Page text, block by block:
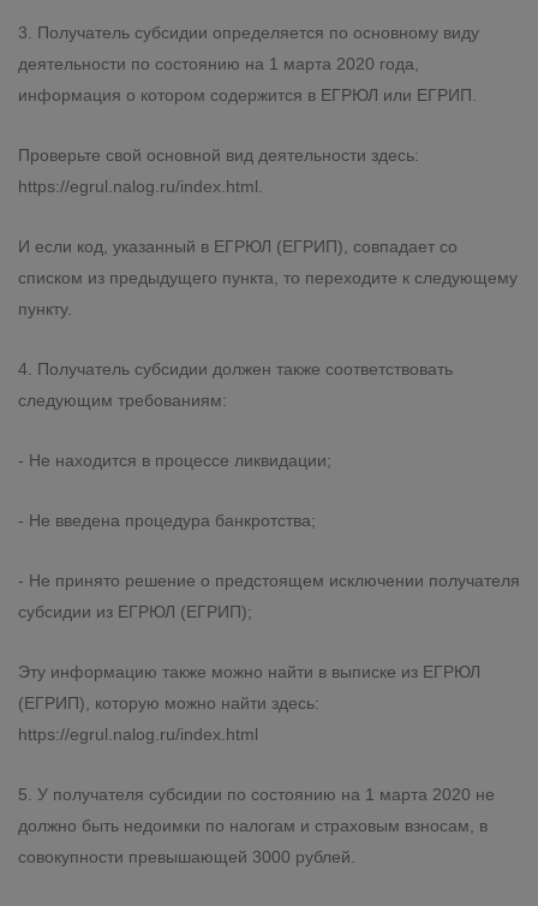
3. Получатель субсидии определяется по основному виду
деятельности по состоянию на 1 марта 2020 года,
информация о котором содержится в ЕГРЮЛ или ЕГРИП.
Проверьте свой основной вид деятельности здесь:
https://egrul.nalog.ru/index.html.
И если код, указанный в ЕГРЮЛ (ЕГРИП), совпадает со
списком из предыдущего пункта, то переходите к следующему
пункту.
4. Получатель субсидии должен также соответствовать
следующим требованиям:
- Не находится в процессе ликвидации;
- Не введена процедура банкротства;
- Не принято решение о предстоящем исключении получателя
субсидии из ЕГРЮЛ (ЕГРИП);
Эту информацию также можно найти в выписке из ЕГРЮЛ
(ЕГРИП), которую можно найти здесь:
https://egrul.nalog.ru/index.html
5. У получателя субсидии по состоянию на 1 марта 2020 не
должно быть недоимки по налогам и страховым взносам, в
совокупности превышающей 3000 рублей.